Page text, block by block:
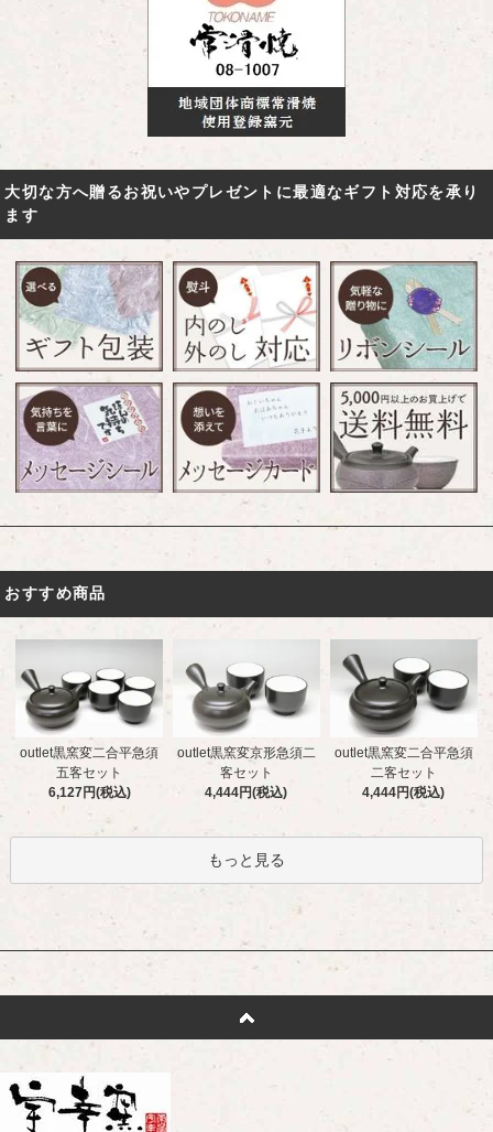
大切な方へ贈るお祝いやプレゼントに最適なギフト対応を承り
ます
おすすめ商品
outlet黒窯変二合平急須
五客セット
6,127円(税込)
outlet黒窯変京形急須二
客セット
4,444円(税込)
outlet黒窯変二合平急須
二客セット
4,444円(税込)
もっと見る